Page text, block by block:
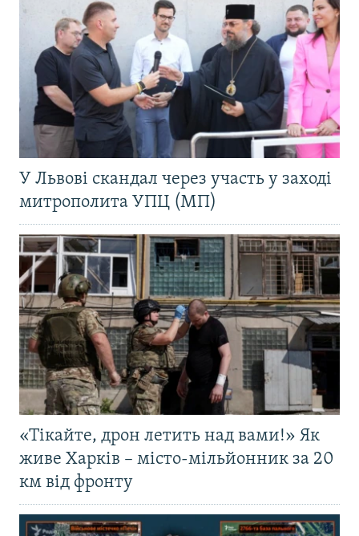
У Львові скандал через участь у заході
митрополита УПЦ (МП)
«Тікайте, дрон летить над вами!» Як
живе Харків – місто-мільйонник за 20
км від фронту